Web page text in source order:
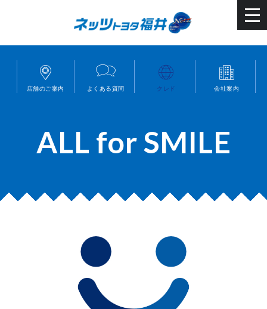
店舗のご案内 よくある質問 クレド 会社案内
ALL for SMILE